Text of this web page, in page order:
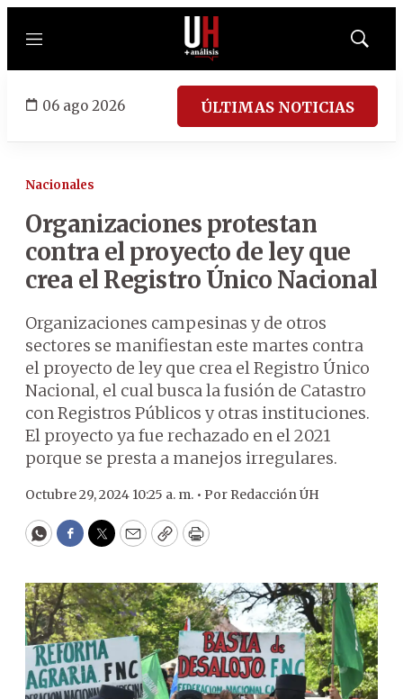
Menú
Mostrar
06 ago 2026 ÚLTIMAS NOTICIAS
Nacionales
Organizaciones protestan
contra el proyecto de ley que
crea el Registro Único Nacional
Organizaciones campesinas y de otros
sectores se manifiestan este martes contra
el proyecto de ley que crea el Registro Único
Nacional, el cual busca la fusión de Catastro
con Registros Públicos y otras instituciones.
El proyecto ya fue rechazado en el 2021
porque se presta a manejos irregulares.
Octubre 29, 2024 10:25 a. m. • Por Redacción ÚH
WhatsApp
Facebook
Twitter
EmailCopyPrint